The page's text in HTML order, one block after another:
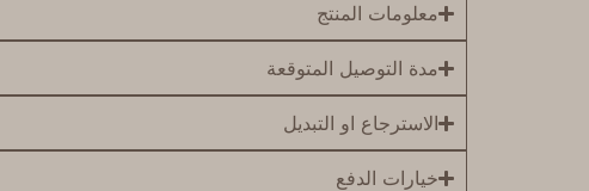
معلومات المنتج
مدة التوصيل المتوقعة
الاسترجاع او التبديل
خيارات الدفع